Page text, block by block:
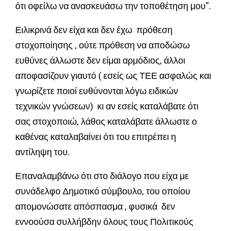
ότι οφείλω να ανασκευάσω την τοποθέτηση μου”.
Ειλικρινά δεν είχα και δεν έχω πρόθεση
στοχοποίησης , ούτε πρόθεση να αποδώσω
ευθύνες άλλωστε δεν είμαι αρμόδιος, άλλοι
αποφασίζουν γιαυτό ( εσείς ως ΤΕΕ ασφαλώς και
γνωρίζετε ποιοί ευθύνονται λόγω ειδικών
τεχνικών γνώσεων) κι αν εσείς καταλάβατε ότι
σας στοχοποιώ, λάθος καταλάβατε άλλωστε ο
καθένας καταλαβαίνει ότι του επιτρέπει η
αντίληψη του.
Επαναλαμβάνω ότι στο διάλογο που είχα με
συνάδελφο Δημοτικό σύμβουλο, του οποίου
απομονώσατε απόσπασμα , φυσικά δεν
εννοούσα συλλήβδην όλους τους Πολιτικούς